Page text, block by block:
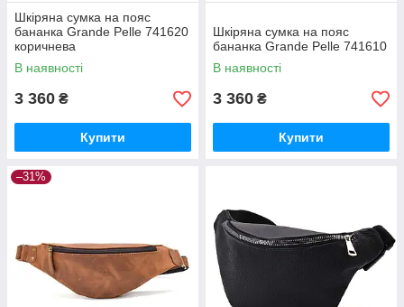
Шкіряна сумка на пояс
бананка Grande Pelle 741620
коричнева
В наявності
3 360 ₴
Купити
Шкіряна сумка на пояс
бананка Grande Pelle 741610
В наявності
3 360 ₴
Купити
–31%